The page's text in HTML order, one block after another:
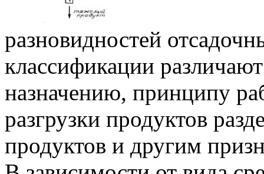
разновидностей
классификации
назначению, принципу
разгрузки продуктов
продуктов и другим